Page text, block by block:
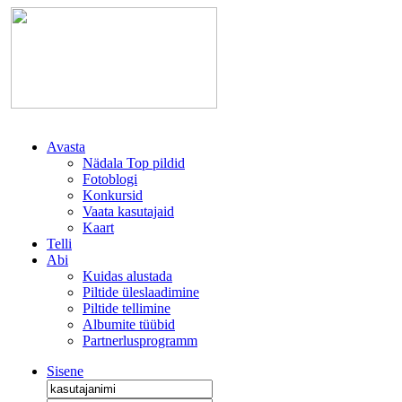
Avasta
Nädala Top pildid
Fotoblogi
Konkursid
Vaata kasutajaid
Kaart
Telli
Abi
Kuidas alustada
Piltide üleslaadimine
Piltide tellimine
Albumite tüübid
Partnerlusprogramm
Sisene